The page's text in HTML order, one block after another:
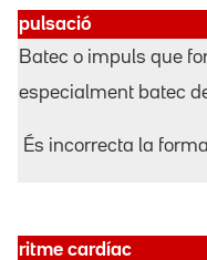
pulsació
Batec o impuls que
especialment batec
És incorrecta la
ritme cardíac